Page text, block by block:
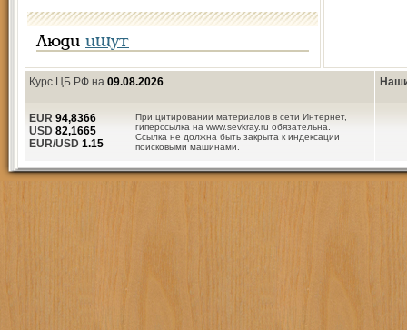
Люди ищут
Курс ЦБ РФ на 09.08.2026
При цитировании материалов в сети Интернет,
гиперссылка на www.sevkray.ru обязательна.
Ссылка не должна быть закрыта к индексации
поисковыми машинами.
EUR 94,8366
USD 82,1665
EUR/USD 1.15